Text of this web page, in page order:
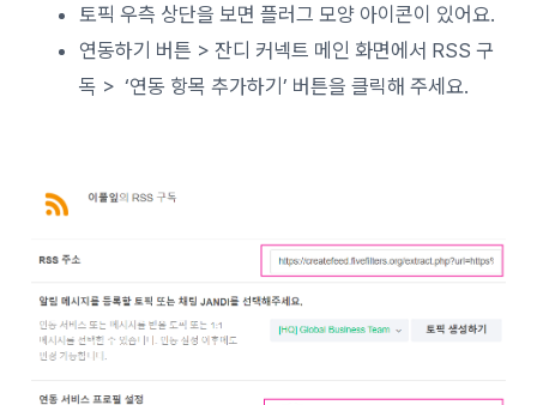
토픽 우측 상단을 보면 플러그 모양 아이콘이 있어요.
연동하기 버튼 > 잔디 커넥트 메인 화면에서 RSS 구
독 > ‘연동 항목 추가하기’ 버튼을 클릭해 주세요.